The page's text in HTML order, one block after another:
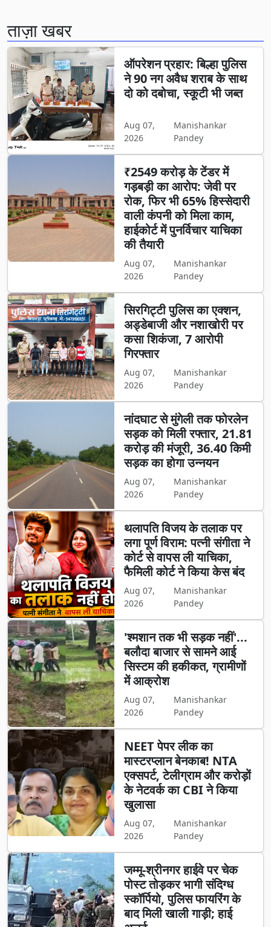
ताज़ा खबर
ऑपरेशन प्रहार: बिल्हा पुलिस
ने 90 नग अवैध शराब के साथ
दो को दबोचा, स्कूटी भी जब्त
Aug 07,
2026
Manishankar
Pandey
₹2549 करोड़ के टेंडर में
गड़बड़ी का आरोप: जेवी पर
रोक, फिर भी 65% हिस्सेदारी
वाली कंपनी को मिला काम,
हाईकोर्ट में पुनर्विचार याचिका
की तैयारी
Aug 07,
2026
Manishankar
Pandey
सिरगिट्टी पुलिस का एक्शन,
अड्डेबाजी और नशाखोरी पर
कसा शिकंजा, 7 आरोपी
गिरफ्तार
Aug 07,
2026
Manishankar
Pandey
नांदघाट से मुंगेली तक फोरलेन
सड़क को मिली रफ्तार, 21.81
करोड़ की मंजूरी, 36.40 किमी
सड़क का होगा उन्नयन
Aug 07,
2026
Manishankar
Pandey
थलापति विजय के तलाक पर
लगा पूर्ण विराम: पत्नी संगीता ने
कोर्ट से वापस ली याचिका,
फैमिली कोर्ट ने किया केस बंद
Aug 07,
2026
Manishankar
Pandey
'श्मशान तक भी सड़क नहीं'...
बलौदा बाजार से सामने आई
सिस्टम की हकीकत, ग्रामीणों
में आक्रोश
Aug 07,
2026
Manishankar
Pandey
NEET पेपर लीक का
मास्टरप्लान बेनकाब! NTA
एक्सपर्ट, टेलीग्राम और करोड़ों
के नेटवर्क का CBI ने किया
खुलासा
Aug 07,
2026
Manishankar
Pandey
जम्मू-श्रीनगर हाईवे पर चेक
पोस्ट तोड़कर भागी संदिग्ध
स्कॉर्पियो, पुलिस फायरिंग के
बाद मिली खाली गाड़ी; हाई